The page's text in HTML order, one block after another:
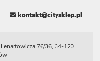
kontakt@citysklep.pl
Lenartowicza 76/36, 34-120